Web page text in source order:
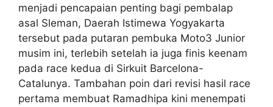
menjadi pencapaian penting bagi pembalap
asal Sleman, Daerah Istimewa Yogyakarta
tersebut pada putaran pembuka Moto3 Junior
musim ini, terlebih setelah ia juga finis keenam
pada race kedua di Sirkuit Barcelona-
Catalunya. Tambahan poin dari revisi hasil race
pertama membuat Ramadhipa kini menempati